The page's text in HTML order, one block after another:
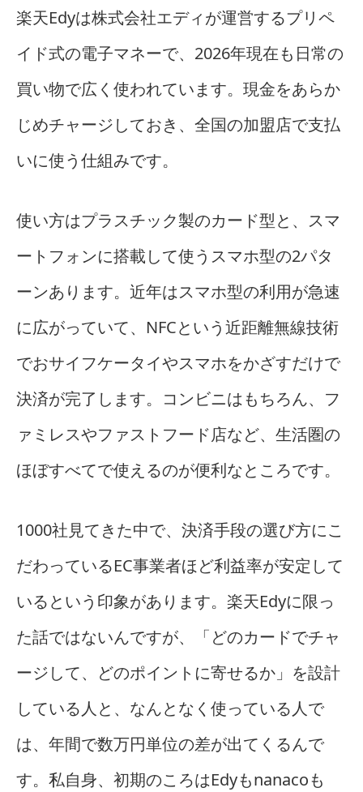
楽天Edyは株式会社エディが運営するプリペ
イド式の電子マネーで、2026年現在も日常の
買い物で広く使われています。現金をあらか
じめチャージしておき、全国の加盟店で支払
いに使う仕組みです。
使い方はプラスチック製のカード型と、スマ
ートフォンに搭載して使うスマホ型の2パタ
ーンあります。近年はスマホ型の利用が急速
に広がっていて、NFCという近距離無線技術
でおサイフケータイやスマホをかざすだけで
決済が完了します。コンビニはもちろん、フ
ァミレスやファストフード店など、生活圏の
ほぼすべてで使えるのが便利なところです。
1000社見てきた中で、決済手段の選び方にこ
だわっているEC事業者ほど利益率が安定して
いるという印象があります。楽天Edyに限っ
た話ではないんですが、「どのカードでチャ
ージして、どのポイントに寄せるか」を設計
している人と、なんとなく使っている人で
は、年間で数万円単位の差が出てくるんで
す。私自身、初期のころはEdyもnanacoも